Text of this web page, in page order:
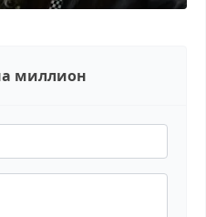
миллион